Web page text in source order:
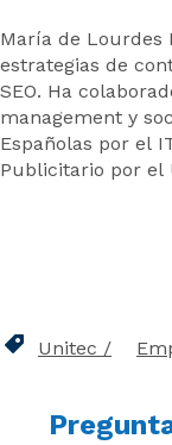
María de Lourdes
estrategias de
SEO. Ha
management y
Españolas por el
Publicitario por el
Unitec